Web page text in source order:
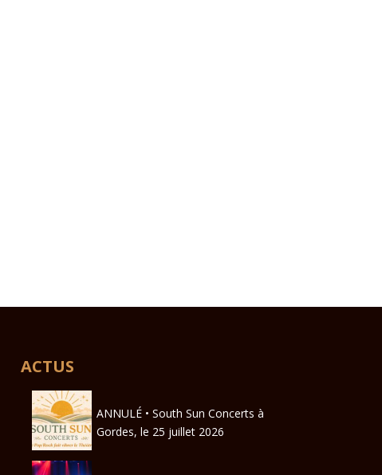
ACTUS
ANNULÉ • South Sun Concerts à
Gordes, le 25 juillet 2026